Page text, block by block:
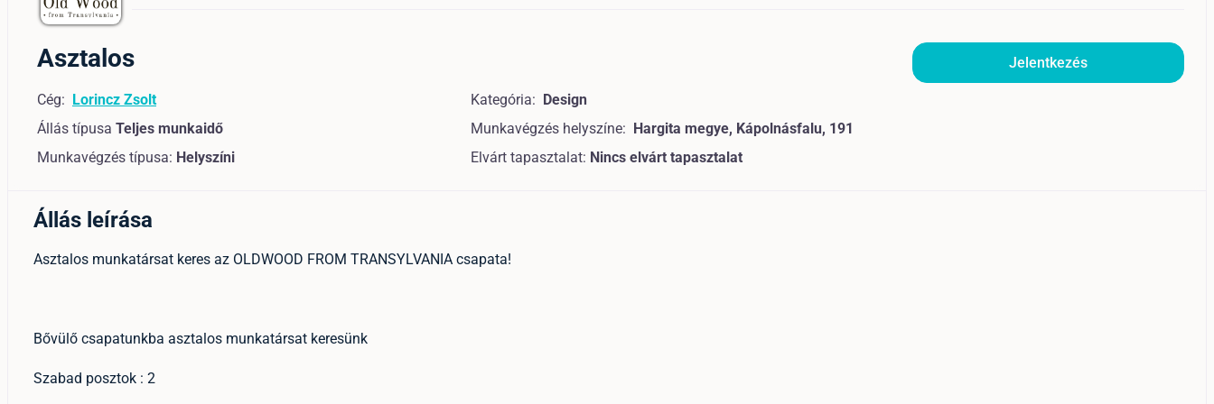
Asztalos
Cég:
Lorincz Zsolt
Állás típusa Teljes munkaidő
Munkavégzés típusa: Helyszíni
Kategória:
Design
Munkavégzés helyszíne:
Hargita megye, Kápolnásfalu, 191
Elvárt tapasztalat: Nincs elvárt tapasztalat
Jelentkezés
Állás leírása
Asztalos munkatársat keres az OLDWOOD FROM TRANSYLVANIA csapata!
Bővülő csapatunkba asztalos munkatársat keresünk
Szabad posztok : 2